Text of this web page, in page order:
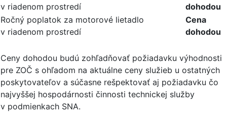
v riadenom prostredí
dohodou
Ročný poplatok za motorové lietadlo
v riadenom prostredí
Cena
dohodou
Ceny dohodou budú zohľadňovať požiadavku výhodnosti
pre ZOČ s ohľadom na aktuálne ceny služieb u ostatných
poskytovateľov a súčasne rešpektovať aj požiadavku čo
najvyššej hospodárnosti činnosti technickej služby
v podmienkach SNA.